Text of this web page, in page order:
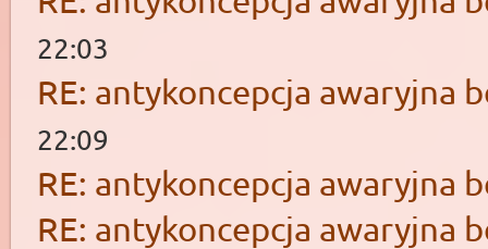
22:03
RE: antykoncepcja awaryjna
22:09
RE: antykoncepcja awaryjna
RE: antykoncepcja awaryjna